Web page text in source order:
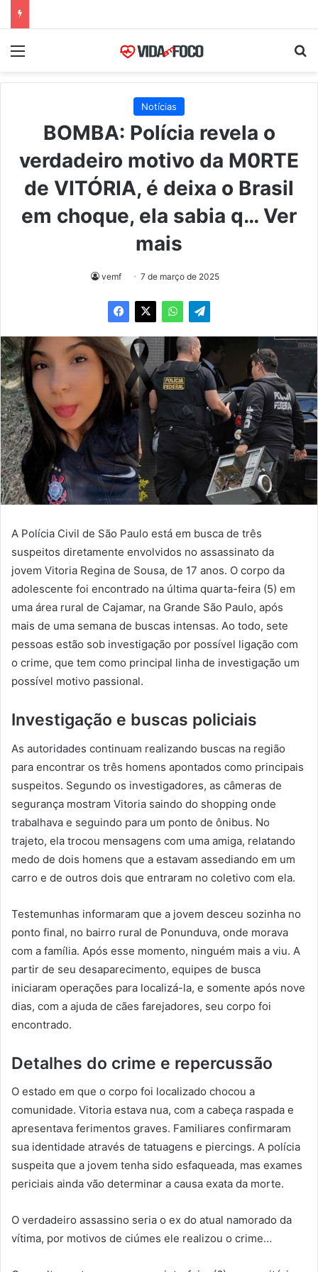
Menu
Notícias
BOMBA: Polícia revela o
verdadeiro motivo da M0RTE
de VITÓRIA, é deixa o Brasil
em choque, ela sabia q… Ver
mais
vemf 7 de março de 2025
A Polícia Civil de São Paulo está em busca de três
suspeitos diretamente envolvidos no assassinato da
jovem Vitoria Regina de Sousa, de 17 anos. O corpo da
adolescente foi encontrado na última quarta-feira (5) em
uma área rural de Cajamar, na Grande São Paulo, após
mais de uma semana de buscas intensas. Ao todo, sete
pessoas estão sob investigação por possível ligação com
o crime, que tem como principal linha de investigação um
possível motivo passional.
Investigação e buscas policiais
As autoridades continuam realizando buscas na região
para encontrar os três homens apontados como principais
suspeitos. Segundo os investigadores, as câmeras de
segurança mostram Vitoria saindo do shopping onde
trabalhava e seguindo para um ponto de ônibus. No
trajeto, ela trocou mensagens com uma amiga, relatando
medo de dois homens que a estavam assediando em um
carro e de outros dois que entraram no coletivo com ela.
Testemunhas informaram que a jovem desceu sozinha no
ponto final, no bairro rural de Ponunduva, onde morava
com a família. Após esse momento, ninguém mais a viu. A
partir de seu desaparecimento, equipes de busca
iniciaram operações para localizá-la, e somente após nove
dias, com a ajuda de cães farejadores, seu corpo foi
encontrado.
Detalhes do crime e repercussão
O estado em que o corpo foi localizado chocou a
comunidade. Vitoria estava nua, com a cabeça raspada e
apresentava ferimentos graves. Familiares confirmaram
sua identidade através de tatuagens e piercings. A polícia
suspeita que a jovem tenha sido esfaqueada, mas exames
periciais ainda vão determinar a causa exata da morte.
O verdadeiro assassino seria o ex do atual namorado da
vítima, por motivos de ciúmes ele realizou o crime…